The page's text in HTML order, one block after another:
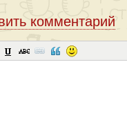
комментарий